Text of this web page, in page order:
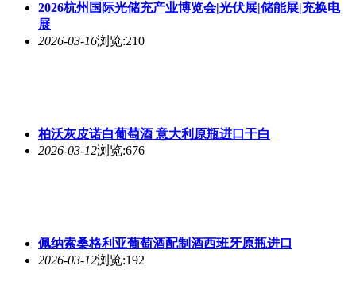
2026杭州国际光储充产业博览会|光伏展|储能展|充换电
展
2026-03-16浏览:210
柏沃灰皮诺白葡萄酒 意大利原瓶进口干白
2026-03-12浏览:676
佩纳索桑格利亚葡萄酒配制酒西班牙原瓶进口
2026-03-12浏览:192